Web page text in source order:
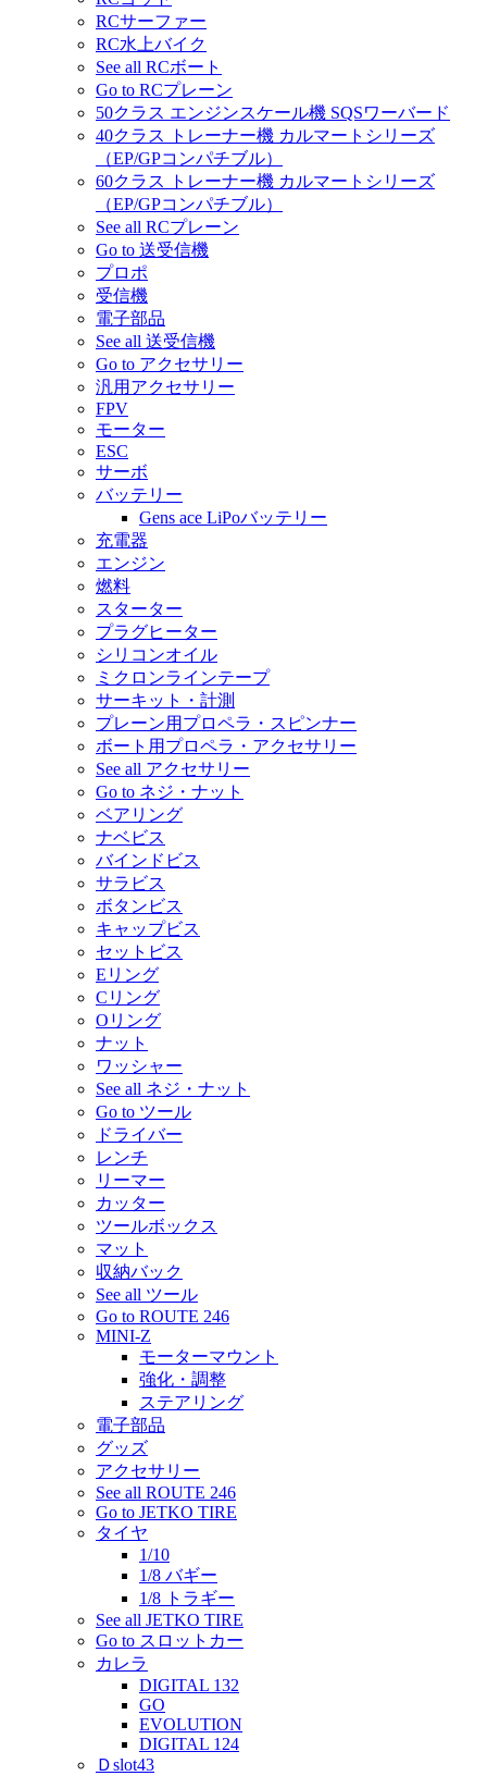
RCサーファー
RC水上バイク
See all RCボート
Go to RCプレーン
50クラス エンジンスケール機 SQSワーバード
40クラス トレーナー機 カルマートシリーズ
（EP/GPコンパチブル）
60クラス トレーナー機 カルマートシリーズ
（EP/GPコンパチブル）
See all RCプレーン
Go to 送受信機
プロポ
受信機
電子部品
See all 送受信機
Go to アクセサリー
汎用アクセサリー
FPV
モーター
ESC
サーボ
バッテリー
Gens ace LiPoバッテリー
充電器
エンジン
燃料
スターター
プラグヒーター
シリコンオイル
ミクロンラインテープ
サーキット・計測
プレーン用プロペラ・スピンナー
ボート用プロペラ・アクセサリー
See all アクセサリー
Go to ネジ・ナット
ベアリング
ナベビス
バインドビス
サラビス
ボタンビス
キャップビス
セットビス
Eリング
Cリング
Oリング
ナット
ワッシャー
See all ネジ・ナット
Go to ツール
ドライバー
レンチ
リーマー
カッター
ツールボックス
マット
収納バック
See all ツール
Go to ROUTE 246
MINI-Z
モーターマウント
強化・調整
ステアリング
電子部品
グッズ
アクセサリー
See all ROUTE 246
Go to JETKO TIRE
タイヤ
1/10
1/8 バギー
1/8 トラギー
See all JETKO TIRE
Go to スロットカー
カレラ
DIGITAL 132
GO
EVOLUTION
DIGITAL 124
Ｄslot43